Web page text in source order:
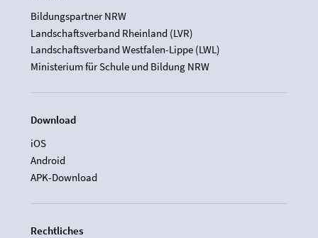
Bildungspartner NRW
Landschaftsverband Rheinland (LVR)
Landschaftsverband Westfalen-Lippe (LWL)
Ministerium für Schule und Bildung NRW
Download
iOS
Android
APK-Download
Rechtliches